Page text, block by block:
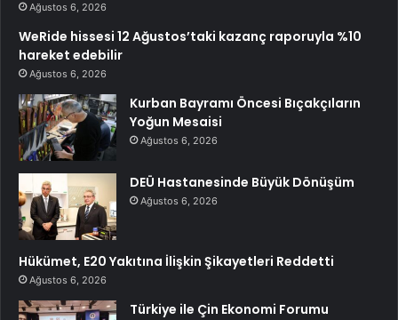
Ağustos 6, 2026
WeRide hissesi 12 Ağustos’taki kazanç raporuyla %10
hareket edebilir
Ağustos 6, 2026
Kurban Bayramı Öncesi Bıçakçıların
Yoğun Mesaisi
Ağustos 6, 2026
DEÜ Hastanesinde Büyük Dönüşüm
Ağustos 6, 2026
Hükümet, E20 Yakıtına İlişkin Şikayetleri Reddetti
Ağustos 6, 2026
Türkiye ile Çin Ekonomi Forumu